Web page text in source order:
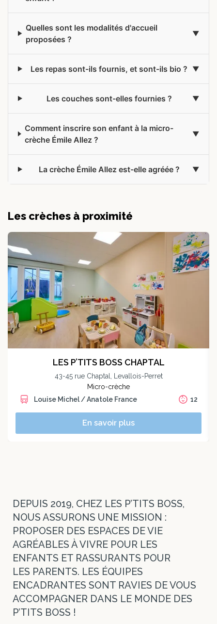
Quelles sont les modalités d'accueil
proposées ?
Les repas sont-ils fournis, et sont-ils bio ?
Les couches sont-elles fournies ?
Comment inscrire son enfant à la micro-
crèche Émile Allez ?
La crèche Émile Allez est-elle agréée ?
Les crèches à proximité
LES P’TITS BOSS CHAPTAL
43-45 rue Chaptal, Levallois-Perret
Micro-crèche
Louise Michel / Anatole France
12
En savoir plus
DEPUIS 2019, CHEZ LES P’TITS BOSS,
NOUS ASSURONS UNE MISSION :
PROPOSER DES ESPACES DE VIE
AGRÉABLES À VIVRE POUR LES
ENFANTS ET RASSURANTS POUR
LES PARENTS. LES ÉQUIPES
ENCADRANTES SONT RAVIES DE VOUS
ACCOMPAGNER DANS LE MONDE DES
P’TITS BOSS !